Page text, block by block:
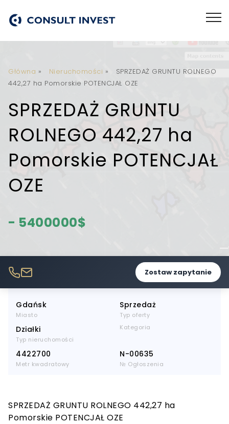
Główna » Nieruchomości »
SPRZEDAŻ GRUNTU ROLNEGO
442,27 ha Pomorskie POTENCJAŁ OZE
SPRZEDAŻ GRUNTU
ROLNEGO 442,27 ha
Pomorskie POTENCJAŁ
OZE
- 5400000$
Zostaw zapytanie
Gdańsk
Miasto
Sprzedaż
Typ oferty
Działki
Typ nieruchomości
Kategoria
4422700
Metr kwadratowy
N-00635
№ Ogłoszenia
SPRZEDAŻ GRUNTU ROLNEGO 442,27 ha
Pomorskie POTENCJAŁ OZE